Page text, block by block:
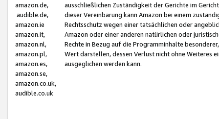
amazon.de,
audible.de,
amazon.ie
amazon.it,
amazon.nl,
amazon.pl,
amazon.es,
amazon.se,
amazon.co.uk,
audible.co.uk
ausschließlichen Zuständigkeit der Gerichte im
dieser Vereinbarung kann Amazon bei einem
Rechtsschutz wegen einer tatsächlichen oder
Amazon oder einer anderen natürlichen oder
Rechte in Bezug auf die Programminhalte
Wert darstellen, dessen Verlust nicht ohne Weiteres
ausgeglichen werden kann.